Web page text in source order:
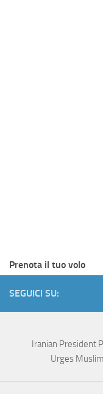
Prenota il tuo volo
SEGUICI SU:
Iranian President
Urges